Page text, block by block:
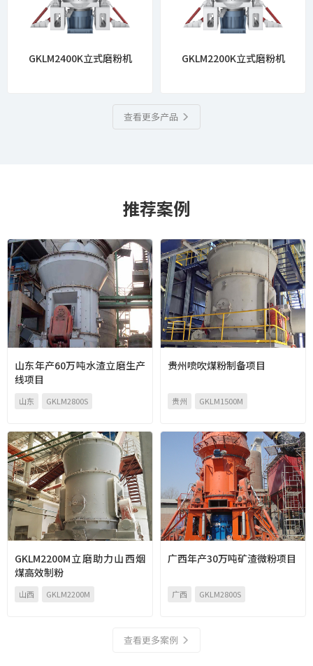
GKLM2400K立式磨粉机 GKLM2200K立式磨粉机
查看更多产品
推荐案例
山东年产60万吨水渣立磨生产
线项目
山东 GKLM2800S
贵州喷吹煤粉制备项目
贵州 GKLM1500M
GKLM2200M立磨助力山西烟
煤高效制粉
山西 GKLM2200M
广西年产30万吨矿渣微粉项目
广西 GKLM2800S
查看更多案例